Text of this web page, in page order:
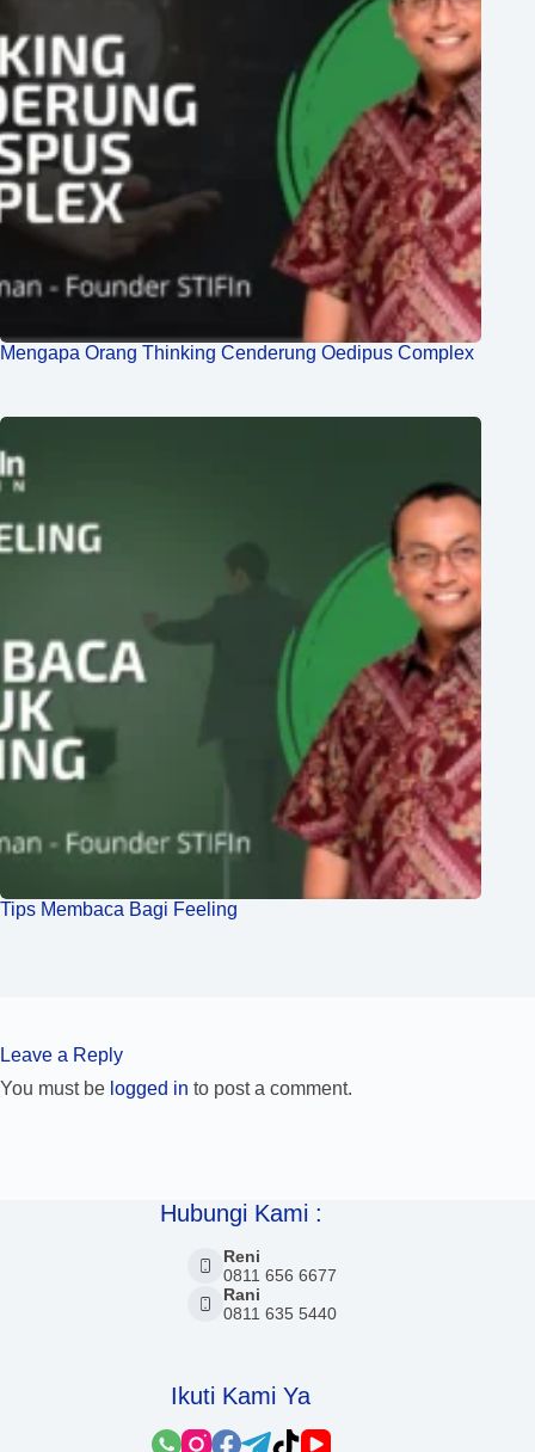
Mengapa Orang Thinking Cenderung Oedipus Complex
Tips Membaca Bagi Feeling
Leave a Reply
You must be logged in to post a comment.
Hubungi Kami :
Reni
0811 656 6677
Rani
0811 635 5440
Ikuti Kami Ya